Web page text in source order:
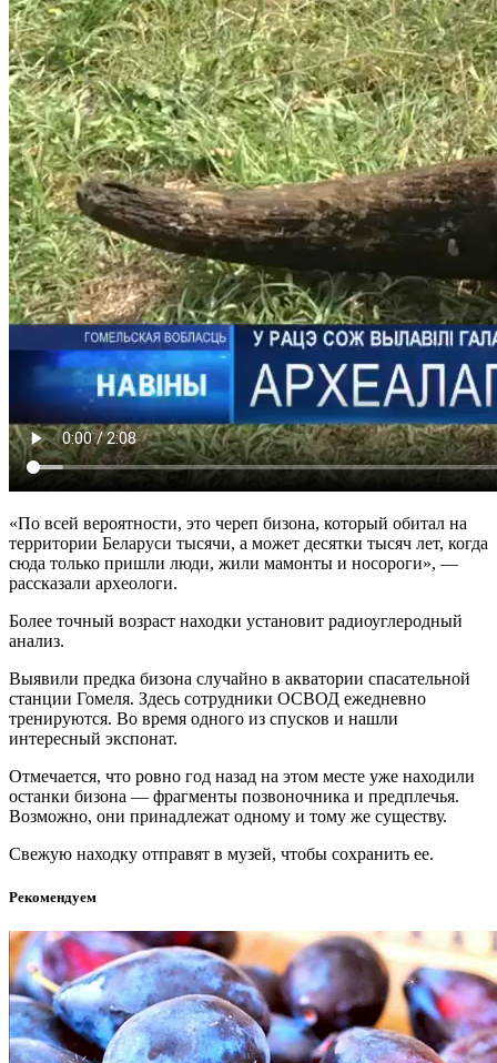
«По всей вероятности, это череп бизона, который обитал на
территории Беларуси тысячи, а может десятки тысяч лет, когда
сюда только пришли люди, жили мамонты и носороги», —
рассказали археологи.
Более точный возраст находки установит радиоуглеродный
анализ.
Выявили предка бизона случайно в акватории спасательной
станции Гомеля. Здесь сотрудники ОСВОД ежедневно
тренируются. Во время одного из спусков и нашли
интересный экспонат.
Отмечается, что ровно год назад на этом месте уже находили
останки бизона — фрагменты позвоночника и предплечья.
Возможно, они принадлежат одному и тому же существу.
Свежую находку отправят в музей, чтобы сохранить ее.
Рекомендуем